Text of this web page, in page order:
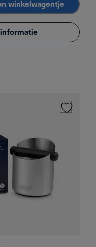
winkelwagentje